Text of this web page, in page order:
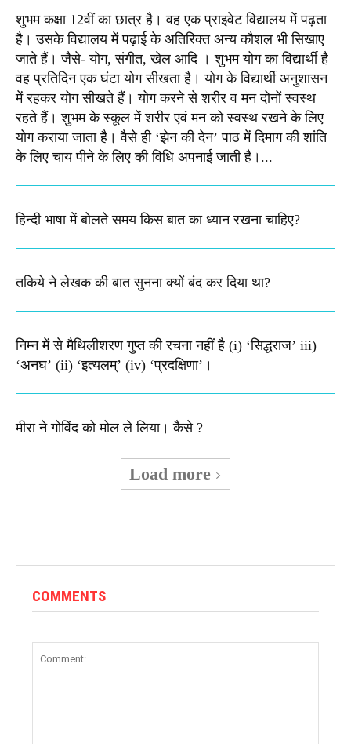
शुभम कक्षा 12वीं का छात्र है। वह एक प्राइवेट विद्यालय में पढ़ता
है। उसके विद्यालय में पढ़ाई के अतिरिक्त अन्य कौशल भी सिखाए
जाते हैं। जैसे- योग, संगीत, खेल आदि । शुभम योग का विद्यार्थी है
वह प्रतिदिन एक घंटा योग सीखता है। योग के विद्यार्थी अनुशासन
में रहकर योग सीखते हैं। योग करने से शरीर व मन दोनों स्वस्थ
रहते हैं। शुभम के स्कूल में शरीर एवं मन को स्वस्थ रखने के लिए
योग कराया जाता है। वैसे ही ‘झेन की देन’ पाठ में दिमाग की शांति
के लिए चाय पीने के लिए की विधि अपनाई जाती है।...
हिन्दी भाषा में बोलते समय किस बात का ध्यान रखना चाहिए?
तकिये ने लेखक की बात सुनना क्यों बंद कर दिया था?
निम्न में से मैथिलीशरण गुप्त की रचना नहीं है (i) ‘सिद्धराज’ iii)
‘अनघ’ (ii) ‘इत्यलम्’ (iv) ‘प्रदक्षिणा’।
मीरा ने गोविंद को मोल ले लिया। कैसे ?
Load more
COMMENTS